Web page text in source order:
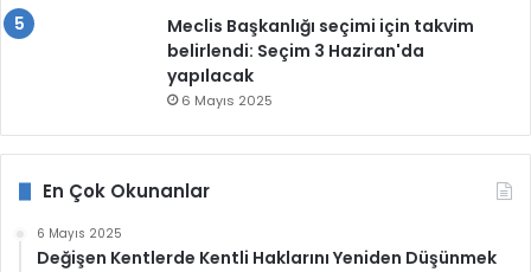
Meclis Başkanlığı seçimi için takvim
belirlendi: Seçim 3 Haziran'da
yapılacak
6 Mayıs 2025
En Çok Okunanlar
6 Mayıs 2025
Değişen Kentlerde Kentli Haklarını Yeniden Düşünmek